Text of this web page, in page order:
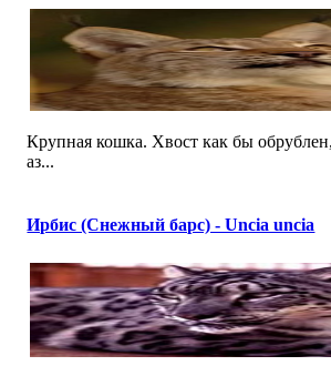
Крупная кошка. Хвост как бы
аз...
Ирбис (Снежный барс) - Uncia uncia